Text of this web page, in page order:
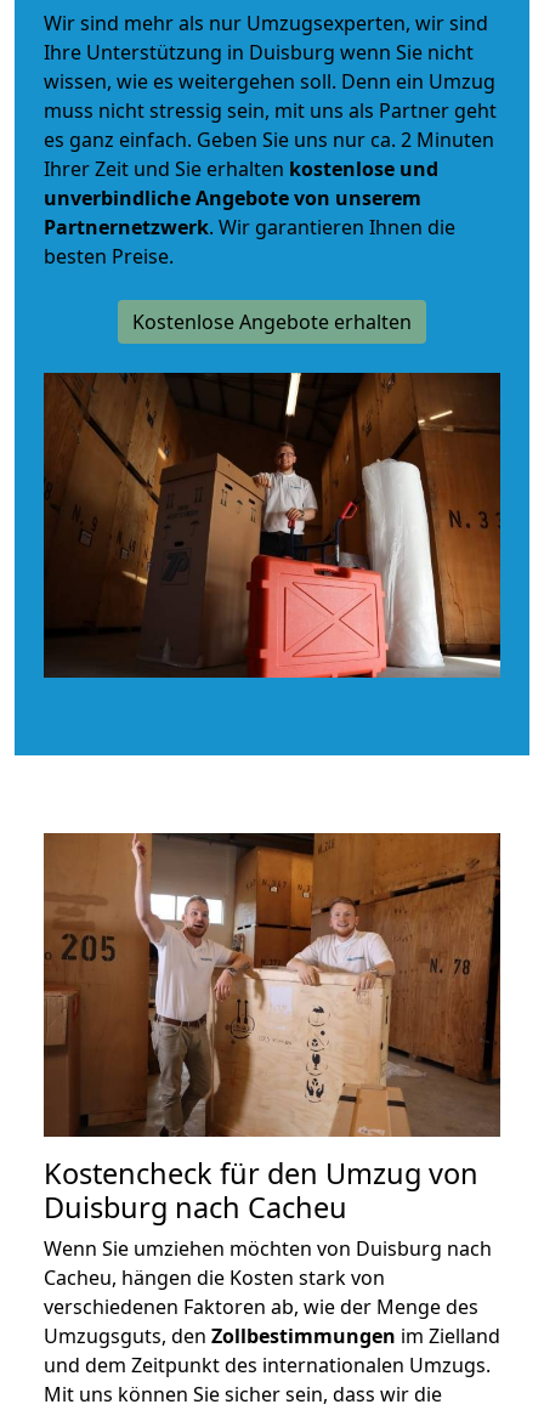
Wir sind mehr als nur Umzugsexperten, wir sind
Ihre Unterstützung in Duisburg wenn Sie nicht
wissen, wie es weitergehen soll. Denn ein Umzug
muss nicht stressig sein, mit uns als Partner geht
es ganz einfach. Geben Sie uns nur ca. 2 Minuten
Ihrer Zeit und Sie erhalten kostenlose und
unverbindlicheAngebote von unserem
Partnernetzwerk. Wir garantieren Ihnen die
besten Preise.
Kostenlose Angebote erhalten
Kostencheck für den Umzug von
Duisburg nach Cacheu
Wenn Sie umziehen möchten von Duisburg nach
Cacheu, hängen die Kosten stark von
verschiedenen Faktoren ab, wie der Menge des
Umzugsguts, den Zollbestimmungen im Zielland
und dem Zeitpunkt des internationalen Umzugs.
Mit uns können Sie sicher sein, dass wir die